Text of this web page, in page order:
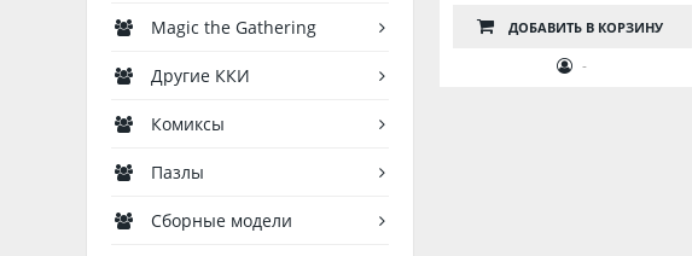
ДОБАВИТЬ В КОРЗИНУ
-
Magic the Gathering
Другие ККИ
Комиксы
Пазлы
Сборные модели